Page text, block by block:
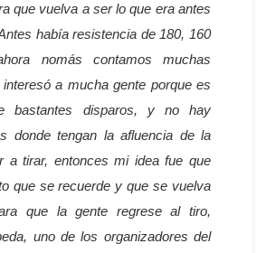
que vuelva a ser lo que era antes
había resistencia de 180, 160
nomás contamos muchas
a mucha gente porque es
bastantes disparos, y no hay
donde tengan la afluencia de la
a tirar, entonces mi idea fue que
que se recuerde y que se vuelva
que la gente regrese al tiro,
uno de los organizadores del